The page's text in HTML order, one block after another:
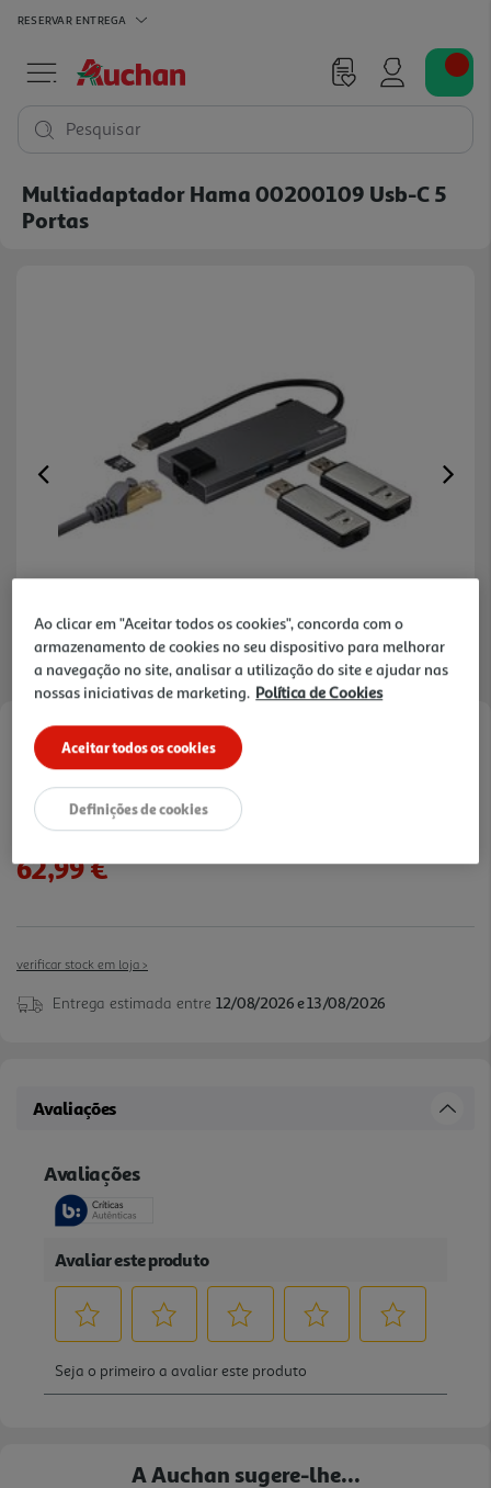
RESERVAR ENTREGA
Pesquisar
Multiadaptador Hama 00200109 Usb-C 5
Portas
Previous
Faça a sua avaliação
Ref. / EAN:4047443436818
62,99 €
verificar stock em loja >
Entrega estimada entre 12/08/2026 e 13/08/2026
Avaliações
A Auchan sugere-lhe...
Ao clicar em "Aceitar todos os cookies", concorda com o
armazenamento de cookies no seu dispositivo para melhorar
a navegação no site, analisar a utilização do site e ajudar nas
nossas iniciativas de marketing. Política de Cookies
Aceitar todos os cookies
Definições de cookies